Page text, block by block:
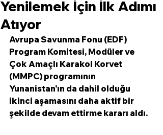
Yenilemek İçin İlk Adımı
Atıyor
Avrupa Savunma Fonu (EDF)
Program Komitesi, Modüler ve
Çok Amaçlı Karakol Korvet
(MMPC) programının
Yunanistan'ın da dahil olduğu
ikinci aşamasını daha aktif bir
şekilde devam ettirme kararı aldı.